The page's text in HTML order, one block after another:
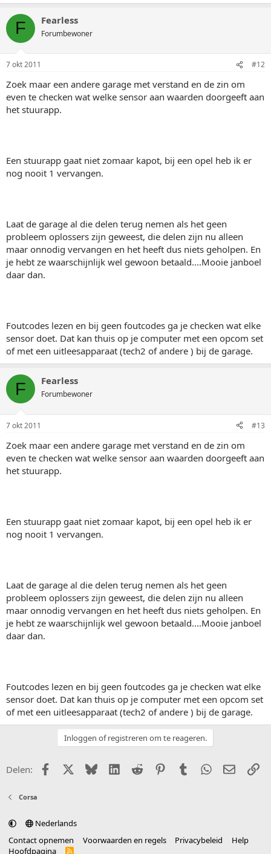
F Fearless
Forumbewoner
7 okt 2011 #12
Zoek maar een andere garage met verstand en de zin om
even te checken wat welke sensor aan waarden doorgeeft aan
het stuurapp.
Een stuurapp gaat niet zomaar kapot, bij een opel heb ik er
nog nooit 1 vervangen.
Laat de garage al die delen terug nemen als het geen
probleem oplossers zijn geweest, die delen zijn nu alleen
maar onnodig vervangen en het heeft dus niets geholpen. En
je hebt ze waarschijnlijk wel gewoon betaald....Mooie janboel
daar dan.
Foutcodes lezen en bij geen foutcodes ga je checken wat elke
sensor doet. Dat kan thuis op je computer met een opcom set
of met een uitleesapparaat (tech2 of andere ) bij de garage.
F Fearless
Forumbewoner
7 okt 2011 #13
Zoek maar een andere garage met verstand en de zin om
even te checken wat welke sensor aan waarden doorgeeft aan
het stuurapp.
Een stuurapp gaat niet zomaar kapot, bij een opel heb ik er
nog nooit 1 vervangen.
Laat de garage al die delen terug nemen als het geen
probleem oplossers zijn geweest, die delen zijn nu alleen
maar onnodig vervangen en het heeft dus niets geholpen. En
je hebt ze waarschijnlijk wel gewoon betaald....Mooie janboel
daar dan.
Foutcodes lezen en bij geen foutcodes ga je checken wat elke
sensor doet. Dat kan thuis op je computer met een opcom set
of met een uitleesapparaat (tech2 of andere ) bij de garage.
Inloggen of registreren om te reageren.
Delen: FacebookX (Twitter)
BlueskyLinkedIn
Reddit PinterestTumblr WhatsApp
E-mail
Corsa
Nederlands
Contact opnemen
Voorwaarden en regels Privacybeleid
Help
Hoofdpagina
R